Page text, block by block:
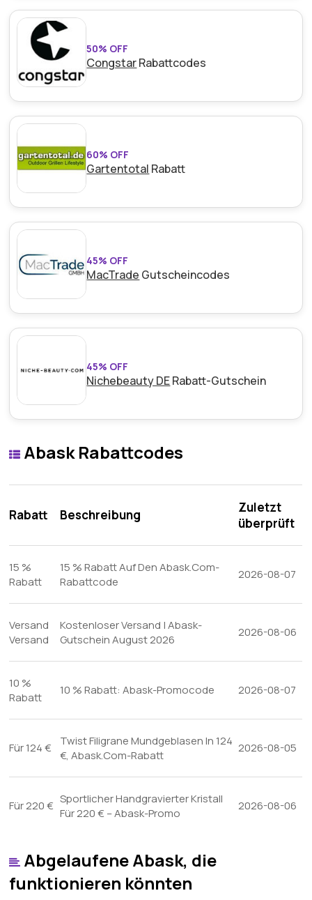
50% OFF
CongstarRabattcodes
60% OFF
Gartentotal Rabatt
45% OFF
MacTrade Gutscheincodes
45% OFF
Nichebeauty DERabatt-Gutschein
Abask Rabattcodes
Rabatt Beschreibung
Zuletzt
überprüft
15 %
Rabatt
15 % Rabatt Auf Den Abask.Com-
Rabattcode
2026-08-07
Versand
Versand
Kostenloser Versand | Abask-
Gutschein August 2026
2026-08-06
10 %
Rabatt
10 % Rabatt: Abask-Promocode 2026-08-07
Für 124 €
Twist Filigrane Mundgeblasen In 124
€, Abask.Com-Rabatt
2026-08-05
Für 220 € Sportlicher Handgravierter Kristall
Für 220 € – Abask-Promo
2026-08-06
Abgelaufene Abask, die
funktionieren könnten